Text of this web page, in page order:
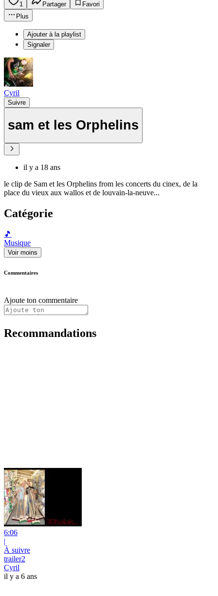
1 Partager
Favori
Plus
Ajouter à la playlist
Signaler
Cyril
Suivre
sam et les Orphelins
il y a 18 ans
le clip de Sam et les Orphelins from les concerts du cinex, de la
place du vieux aux wallos et de louvain-la-neuve...
Catégorie
🎵
Musique
Voir moins
Commentaires
Ajoute ton commentaire
Recommandations
6:06
|
À suivre
trailer2
Cyril
il y a 6 ans